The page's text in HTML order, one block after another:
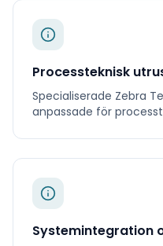
Processteknisk
Specialiserade Zebra
anpassade för
Systemintegration